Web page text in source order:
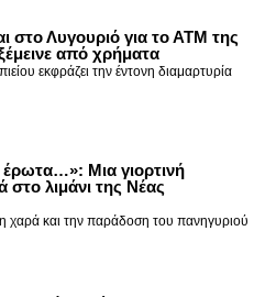
στο Λυγουριό για το ΑΤΜ της
από χρήματα
εκφράζει την έντονη διαμαρτυρία
Μια γιορτινή
στο λιμάνι της Νέας
χαρά και την παράδοση του πανηγυριού